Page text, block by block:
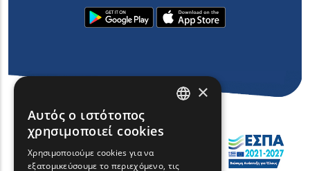
FRENCH
×
Αυτός ο ιστότοπος
χρησιμοποιεί cookies
Χρησιμοποιούμε cookies για να
εξατομικεύσουμε το περιεχόμενο, τις